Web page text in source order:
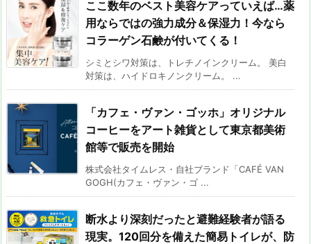
ここ数年のベスト美容ケアっていえば…薬
用ならではの強力成分＆保湿力！今なら
コラーゲン石鹸が付いてくる！
シミとシワ対策は、トレチノインクリーム。 美白
対策は、ハイドロキノンクリーム。 ...
「カフェ・ヴァン・ゴッホ」オリジナル
コーヒーをアート雑貨として東京都美術
館等で販売を開始
株式会社タイムレス・自社ブランド「CAFÉ VAN
GOGH(カフェ・ヴァン・ゴ ...
断水より深刻だったと避難経験者が語る
現実。120回分を備えた簡易トイレが、防